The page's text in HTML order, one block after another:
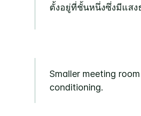
ตั้งอยู่ที่ชั้นหนึ่งซึ่งมีแสง
Smaller meeting
conditioning.